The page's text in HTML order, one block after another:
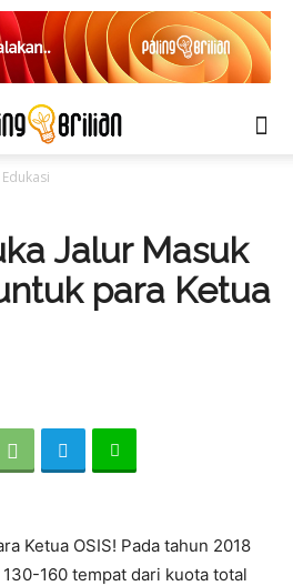
Edukasi
Jalur Masuk
para Ketua
Ketua OSIS! Pada tahun 2018
160 tempat dari kuota total